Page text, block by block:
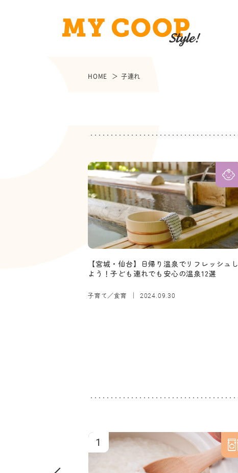
HOME 子連れ
【宮城・仙台】日帰り温泉でリフレッシュし
よう！子ども連れでも安心の温泉12選
子育て／食育 2024.09.30
1